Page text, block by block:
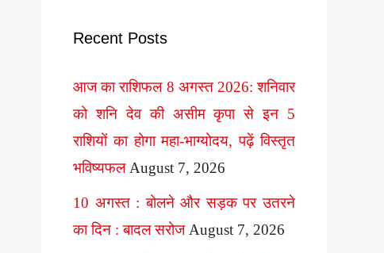
Recent Posts
आज का राशिफल 8 अगस्त 2026: शनिवार
को शनि देव की असीम कृपा से इन 5
राशियों का होगा महा-भाग्योदय, पढ़ें विस्तृत
भविष्यफल August 7, 2026
10 अगस्त : बोलने और सड़क पर उतरने
का दिन : बादल सरोज August 7, 2026